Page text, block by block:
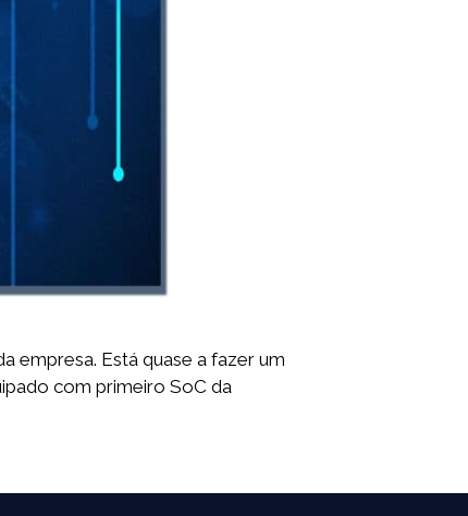
empresa. Está quase a fazer um
com primeiro SoC da